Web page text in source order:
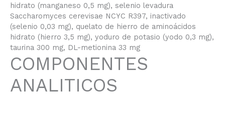
hidrato (manganeso 0,5 mg), selenio levadura
Saccharomyces cerevisae NCYC R397, inactivado
(selenio 0,03 mg), quelato de hierro de aminoácidos
hidrato (hierro 3,5 mg), yoduro de potasio (yodo 0,3 mg),
taurina 300 mg, DL-metionina 33 mg
COMPONENTES
ANALITICOS